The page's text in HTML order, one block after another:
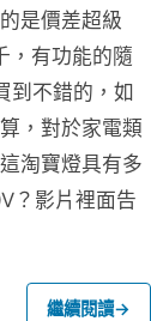
是價差超級
，有功能的隨
到不錯的，如
，對於家電類
淘寶燈具有多
？影片裡面告
繼續閱讀→